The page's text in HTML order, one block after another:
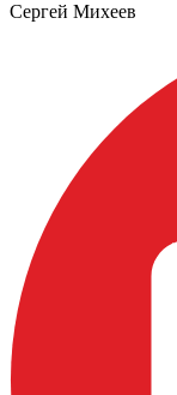
Сергей Михеев